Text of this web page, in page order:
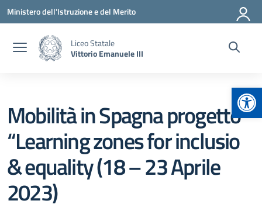
Vai ai contenuti
Vai al menu di navigazione
Vai al footer
Ministero dell'Istruzione e del Merito
Liceo Statale
Vittorio Emanuele III
Mobilità in Spagna progetto
“Learning zones for inclusio
& equality (18 – 23 Aprile
2023)